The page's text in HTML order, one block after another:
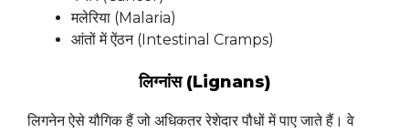
मलेरिया (Malaria)
आंतों में ऐंठन (Intestinal Cramps)
लिग्नांस (Lignans)
लिगनेन ऐसे यौगिक हैं जो अधिकतर रेशेदार पौधों में पाए जाते हैं। वे